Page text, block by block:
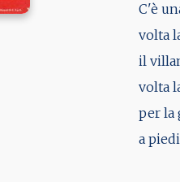
C'è
volta
il
volta
per la
a